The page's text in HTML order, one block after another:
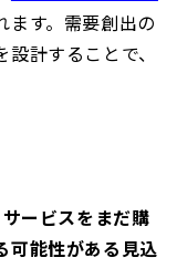
ます。需要創出の
計することで、
ービスをまだ購
可能性がある見込